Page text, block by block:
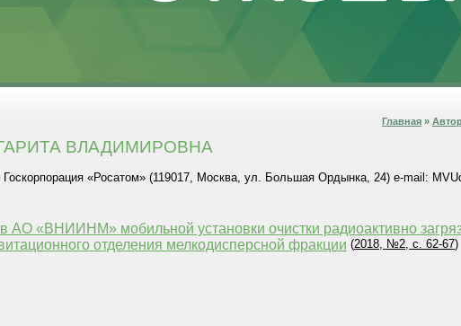
Главная »
ВЛАДИМИРОВНА
Госкорпорация «Росатом» (119017, Москва, ул. Большая Ордынка, 24) e-mail:
АО «ВНИИНМ» мобильной установки очистки радиоактивно
отделения мелкодисперсной фракции (2018, №2, с. 62-67)